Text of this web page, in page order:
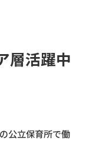
層活躍中
公立保育所で働